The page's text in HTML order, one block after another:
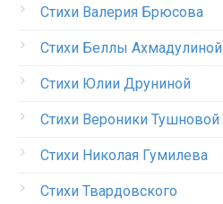
Стихи Валерия Брюсова
Стихи Беллы Ахмадулиной
Стихи Юлии Друниной
Стихи Вероники Тушновой
Стихи Николая Гумилева
Стихи Твардовского